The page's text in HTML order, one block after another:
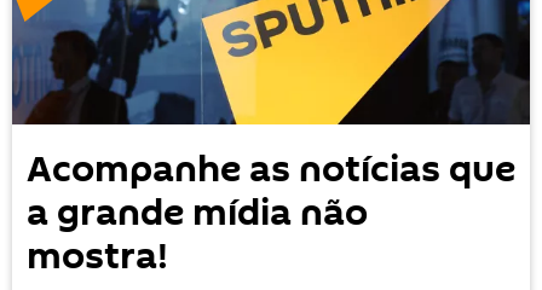
Acompanhe as notícias que
a grande mídia não
mostra!